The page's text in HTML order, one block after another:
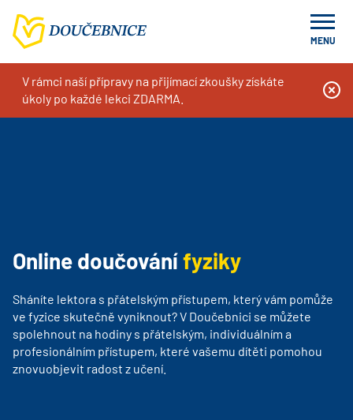
MENU
V rámci naší přípravy na přijímací zkoušky získáte
úkoly po každé lekci ZDARMA.
Doučování na míru, kurzy a příprava k přijímacím zkouškám
Naše služby
Online doučování
Online doučování fyziky
Online doučovánífyziky
Sháníte lektora s přátelským přístupem, který vám pomůže
ve fyzice skutečně vyniknout? V Doučebnici se můžete
spolehnout na hodiny s přátelským, individuálním a
profesionálním přístupem, které vašemu dítěti pomohou
znovuobjevit radost z učení.